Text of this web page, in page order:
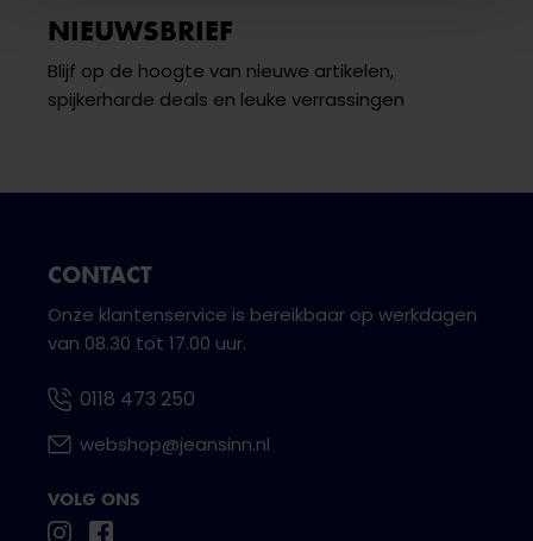
NIEUWSBRIEF
Blijf op de hoogte van nieuwe artikelen,
spijkerharde deals en leuke verrassingen
CONTACT
Onze klantenservice is bereikbaar op werkdagen
van 08.30 tot 17.00 uur.
0118 473 250
webshop@jeansinn.nl
VOLG ONS